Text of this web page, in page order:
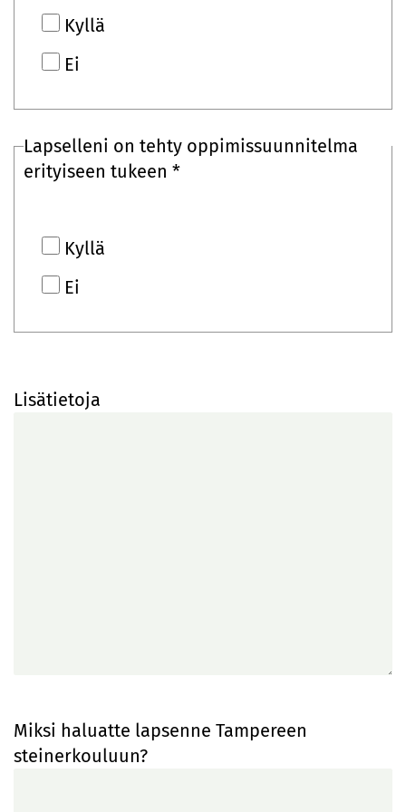
Kyllä
Ei
Lapselleni on tehty oppimissuunnitelma
erityiseen tukeen *
Kyllä
Ei
Lisätietoja
Miksi haluatte lapsenne Tampereen
steinerkouluun?